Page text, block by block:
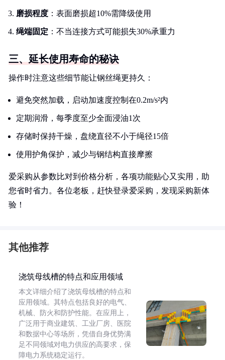
磨损程度 ：表面磨损超10%需降级使用
绳端固定 ：不当连接方式可能损失30%承重力
三、延长使用寿命的秘诀
操作时注意这些细节能让钢丝绳更持久：
避免突然加载，启动加速度控制在0.2m/s²内
定期润滑，每季度至少全面浸油1次
存储时保持干燥，盘绕直径不小于绳径15倍
使用护角保护，减少与钢结构直接摩擦
爱采购从参数比对到价格分析，各项功能贴心又实用，助
您省时省力。各位老板，赶快登录爱采购，发现采购新体
验！
其他推荐
浇筑母线槽的特点和应用领域
本文详细介绍了浇筑母线槽的特点和
应用领域。其特点包括良好的电气、
机械、防火和防护性能。在应用上，
广泛用于商业建筑、工业厂房、医院
和数据中心等场所，凭借自身优势满
足不同领域对电力供应的高要求，保
障电力系统稳定运行。